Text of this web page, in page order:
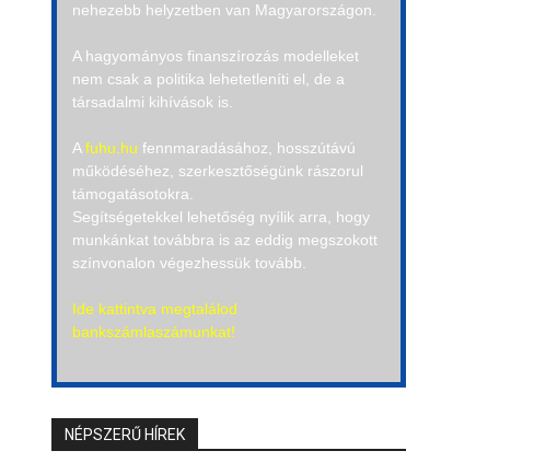
nehezebb helyzetben van Magyarországon.
A hagyományos finanszírozás modelleket
nem csak a politika lehetetleníti el, de a
társadalmi kihívások is.
Afuhu.hu fennmaradásához, hosszútávú
működéséhez, szerkesztőségünk rászorul
támogatásotokra.
Segítségetekkel lehetőség nyílik arra, hogy
munkánkat továbbra is az eddig megszokott
színvonalon végezhessük tovább.
Ide kattintva megtalálod
bankszámlaszámunkat!
NÉPSZERŰ HÍREK